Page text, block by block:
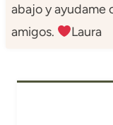
abajo y ayudame
amigos.
Laura